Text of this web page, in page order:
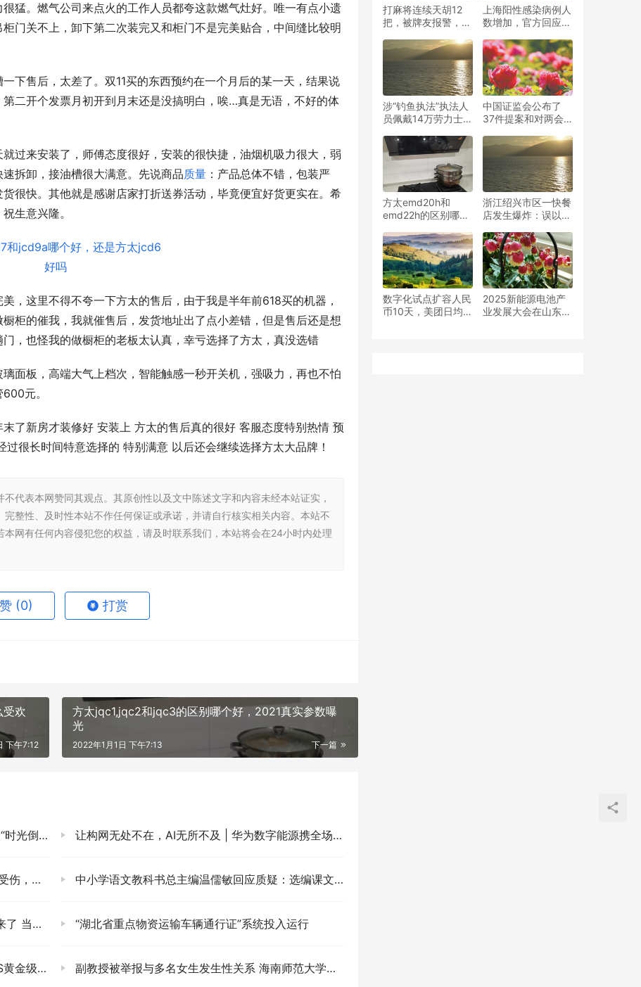
猛。燃气公司来点火的工作人员都夸这款燃气灶好。唯一有点小遗
门关不上，卸下第二次装完又和柜门不是完美贴合，中间缝比较明
下售后，太差了。双11买的东西预约在一个月后的某一天，结果说
二开个发票月初开到月末还是没搞明白，唉…真是无语，不好的体
过来安装了，师傅态度很好，安装的很快捷，油烟机吸力很大，弱
拆卸，接油槽很大满意。先说商品质量 ：产品总体不错，包装严
很快。其他就是感谢店家打折送券活动，毕竟便宜好货更实在。希
生意兴隆。
，这里不得不夸一下方太的售后，由于我是半年前618买的机器，
柜的催我，我就催售后，发货地址出了点小差错，但是售后还是想
，也怪我的做橱柜的老板太认真，幸亏选择了方太，真没选错
面板，高端大气上档次，智能触感一秒开关机，强吸力，再也不怕
元。
了新房才装修好 安装上 方太的售后真的很好 客服态度特别热情 预
很长时间特意选择的 特别满意 以后还会继续选择方太大品牌！
代表本网赞同其观点。其原创性以及文中陈述文字和内容未经本站证实，
整性、及时性本站不作任何保证或承诺，并请自行核实相关内容。本站不
网有任何内容侵犯您的权益，请及时联系我们，本站将会在24小时内处理
赞 (0) 打赏
欢
下午7:12
方太jqc1,jqc2和jqc3的区别哪个好，2021真实参数曝
光
下一篇
2022年1月1日 下午7:13
倒流” 让构网无处不在，AI无所不及 | 华为数字能源携全场景构网的光储解决方案亮相SNEC 2026
烧伤 中小学语文教科书总主编温儒敏回应质疑：选编课文中无所谓“夹带私货”
已被剪辑 “湖北省重点物资运输车辆通行证”系统投入运行
预认证 副教授被举报与多名女生发生性关系 海南师范大学回应：严肃处理，绝不姑息
打麻将连续天胡12
把，被牌友报警，民
器
上海阳性感染病例人
数增加，官方回应：
涉“钓鱼执法”执法人
员佩戴14万劳力士名
应：正在调查
中国证监会公布了
37件提案和对两会
这十大亮点
方太emd20h和
emd22h的区别哪个
感受
浙江绍兴市区一快餐
店发生爆炸：误以为
数字化试点扩容人民
币10天，美团日均交
2025新能源电池产
业发展大会在山东枣